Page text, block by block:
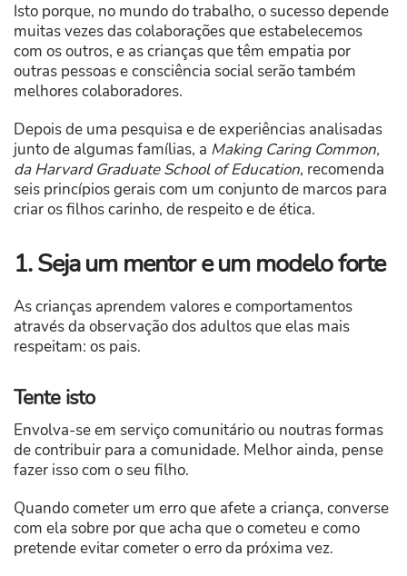
Isto porque, no mundo do trabalho, o sucesso depende
muitas vezes das colaborações que estabelecemos
com os outros, e as crianças que têm empatia por
outras pessoas e consciência social serão também
melhores colaboradores.
Depois de uma pesquisa e de experiências analisadas
junto de algumas famílias, a Making Caring Common,
da Harvard Graduate School of Education, recomenda
seis princípios gerais com um conjunto de marcos para
criar os filhos carinho, de respeito e de ética.
1. Seja um mentor e um modelo forte
As crianças aprendem valores e comportamentos
através da observação dos adultos que elas mais
respeitam: os pais.
Tente isto
Envolva-se em serviço comunitário ou noutras formas
de contribuir para a comunidade. Melhor ainda, pense
fazer isso com o seu filho.
Quando cometer um erro que afete a criança, converse
com ela sobre por que acha que o cometeu e como
pretende evitar cometer o erro da próxima vez.